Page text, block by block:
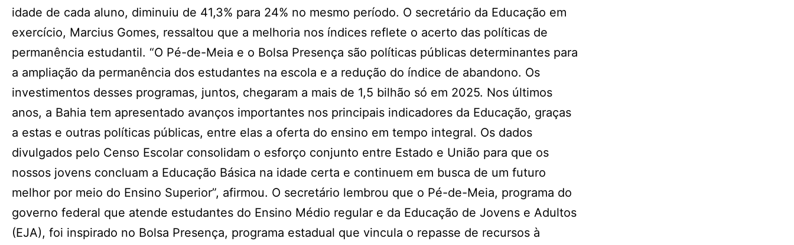
idade de cada aluno, diminuiu de 41,3% para 24% no mesmo período. O secretário da Educação em
exercício, Marcius Gomes, ressaltou que a melhoria nos índices reflete o acerto das políticas de
permanência estudantil. “O Pé-de-Meia e o Bolsa Presença são políticas públicas determinantes para
a ampliação da permanência dos estudantes na escola e a redução do índice de abandono. Os
investimentos desses programas, juntos, chegaram a mais de 1,5 bilhão só em 2025. Nos últimos
anos, a Bahia tem apresentado avanços importantes nos principais indicadores da Educação, graças
a estas e outras políticas públicas, entre elas a oferta do ensino em tempo integral. Os dados
divulgados pelo Censo Escolar consolidam o esforço conjunto entre Estado e União para que os
nossos jovens concluam a Educação Básica na idade certa e continuem em busca de um futuro
melhor por meio do Ensino Superior”, afirmou. O secretário lembrou que o Pé-de-Meia, programa do
governo federal que atende estudantes do Ensino Médio regular e da Educação de Jovens e Adultos
(EJA), foi inspirado no Bolsa Presença, programa estadual que vincula o repasse de recursos à